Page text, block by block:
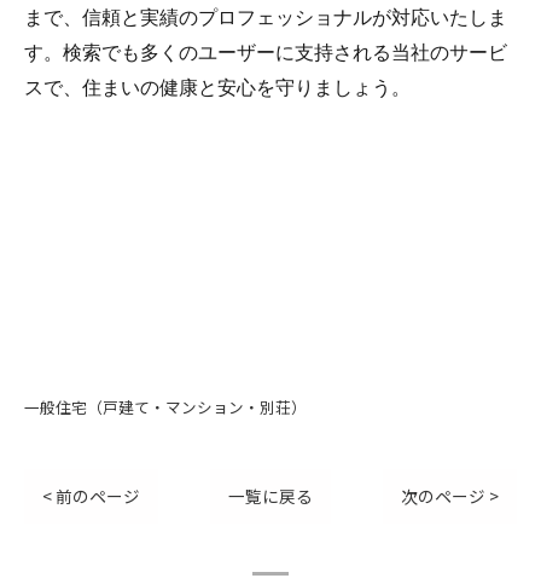
まで、信頼と実績のプロフェッショナルが対応いたしま
す。検索でも多くのユーザーに支持される当社のサービ
スで、住まいの健康と安心を守りましょう。
一般住宅（戸建て・マンション・別荘）
< 前のページ 一覧に戻る 次のページ >